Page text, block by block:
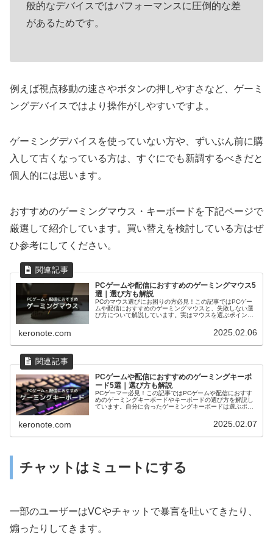
般的なデバイスではパフォーマンスに圧倒的な差
があるためです。
例えば視点移動の速さやボタンの押しやすさなど、ゲーミ
ングデバイスではより操作がしやすいですよ。
ゲーミングデバイスを使っていない方や、ずいぶん前に購
入して古くなっている方は、すぐにでも新調するべきだと
個人的には思います。
おすすめのゲーミングマウス・キーボードを下記ページで
厳選して紹介しています。買い替えを検討している方はぜ
ひ参考にしてください。
PCゲームや配信におすすめのゲーミングマウス5
選｜選び方も解説
PCのマウス選びにお困りの方必見！この記事ではPCゲー
ムや配信におすすめのゲーミングマウスと、失敗しない選
び方について解説しています。実はマウスを選ぶポイント
分に合っているゲーミングマウスが分かります。
keronote.com 2025.02.06
PCゲームや配信におすすめのゲーミングキーボ
ード5選｜選び方も解説
PCゲーマー必見！この記事ではPCゲームや配信におすす
めのゲーミングキーボードやキーボードの選び方を解説し
ています。自分に合ったゲーミングキーボードは選ぶポイ
と、自分に合ったゲーミングキーボードを見つけられま
keronote.com 2025.02.07
チャットはミュートにする
一部のユーザーはVCやチャットで暴言を吐いてきたり、
煽ったりしてきます。